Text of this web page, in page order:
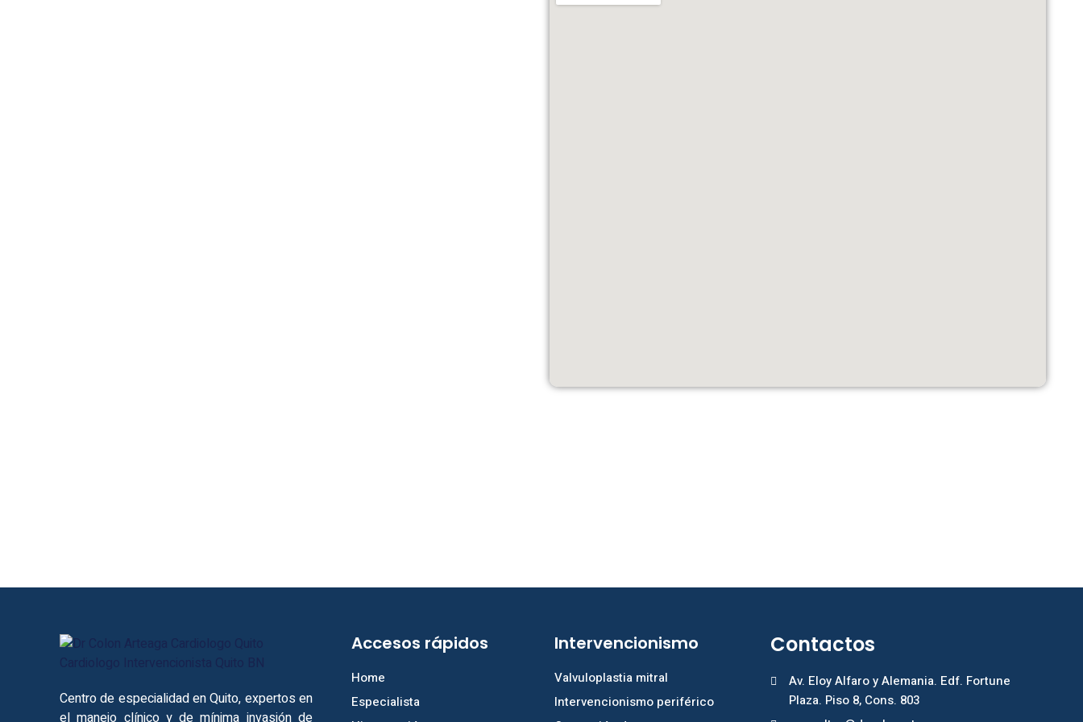
Centro de especialidad en Quito, expertos en
el manejo clínico y de mínima invasión de
Accesos rápidos
Home
Especialista
Intervencionismo
Valvuloplastia mitral
Intervencionismo periférico
Contactos
Av. Eloy Alfaro y Alemania. Edf. Fortune
Plaza. Piso 8, Cons. 803